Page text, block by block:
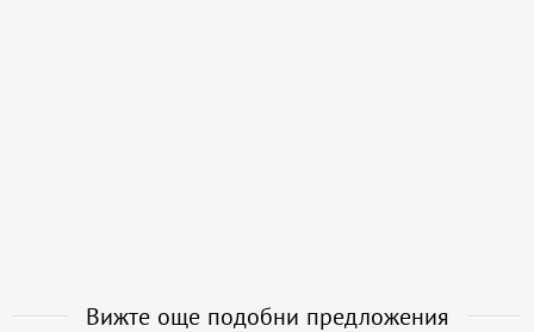
Вижте още подобни предложения